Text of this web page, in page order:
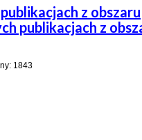
z obszaru
publikacjach z
1843